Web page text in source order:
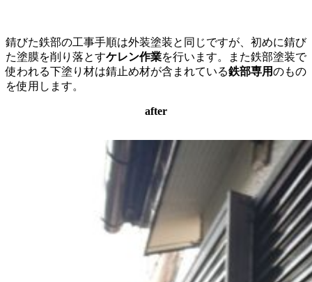
錆びた鉄部の工事手順は外装塗装と同じですが、初めに錆び
た塗膜を削り落とすケレン作業を行います。また鉄部塗装で
使われる下塗り材は錆止め材が含まれている鉄部専用のもの
を使用します。
after